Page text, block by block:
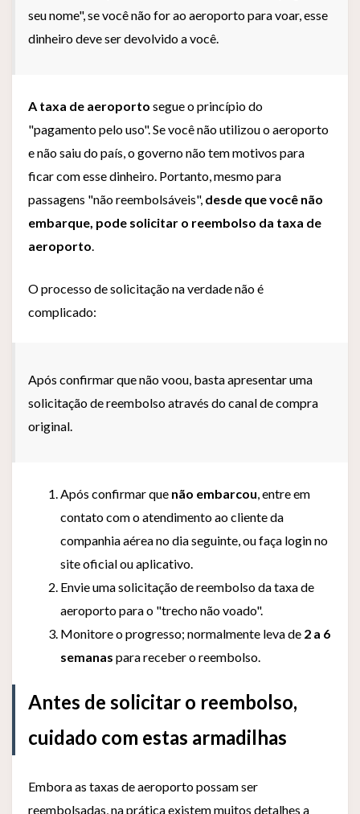
seu nome", se você não for ao aeroporto para voar, esse
dinheiro deve ser devolvido a você.
A taxa de aeroporto segue o princípio do
"pagamento pelo uso". Se você não utilizou o aeroporto
e não saiu do país, o governo não tem motivos para
ficar com esse dinheiro. Portanto, mesmo para
passagens "não reembolsáveis", desde que você não
embarque, pode solicitar o reembolso da taxa de
aeroporto
O processo de solicitação na verdade não é
complicado:
Após confirmar que não voou, basta apresentar uma
solicitação de reembolso através do canal de compra
original.
Após confirmar que não embarcou , entre em
contato com o atendimento ao cliente da
companhia aérea no dia seguinte, ou faça login no
site oficial ou aplicativo.
Envie uma solicitação de reembolso da taxa de
aeroporto para o "trecho não voado".
Monitore o progresso; normalmente leva de 2 a 6
semanas para receber o reembolso.
Antes de solicitar o reembolso,
cuidado com estas armadilhas
Embora as taxas de aeroporto possam ser
reembolsadas, na prática existem muitos detalhes a